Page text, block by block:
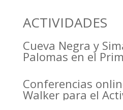
ACTIVIDADES
Cueva Negra y
Palomas en el
Murcia organizado
Conferencias
Walker para el